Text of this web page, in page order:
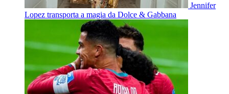
Jennifer
Lopez transporta a magia da Dolce & Gabbana